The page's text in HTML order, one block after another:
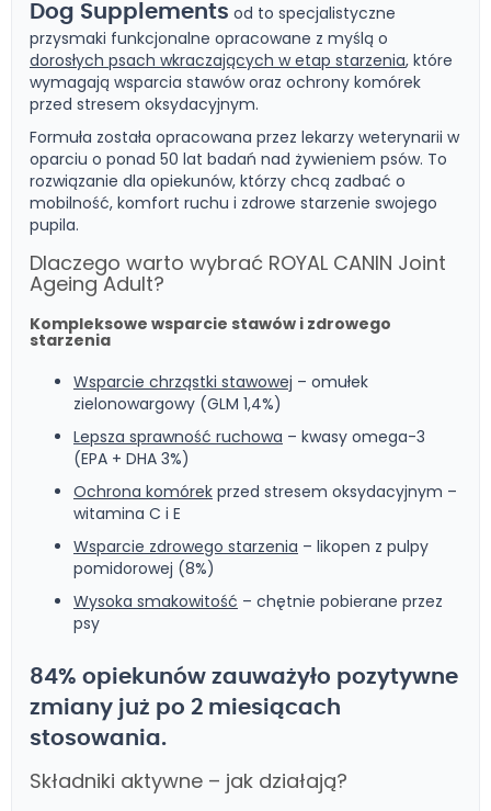
Dog Supplements od to specjalistyczne
przysmaki funkcjonalne opracowane z myślą o
dorosłych psach wkraczających w etap starzenia, które
wymagają wsparcia stawów oraz ochrony komórek
przed stresem oksydacyjnym.
Formuła została opracowana przez lekarzy weterynarii w
oparciu o ponad 50 lat badań nad żywieniem psów. To
rozwiązanie dla opiekunów, którzy chcą zadbać o
mobilność, komfort ruchu i zdrowe starzenie swojego
pupila.
Dlaczego warto wybrać ROYAL CANIN Joint
Ageing Adult?
Kompleksowe wsparcie stawów i zdrowego
starzenia
Wsparcie chrząstki stawowej – omułek
zielonowargowy (GLM 1,4%)
Lepsza sprawność ruchowa – kwasy omega-3
(EPA + DHA 3%)
Ochrona komórek przed stresem oksydacyjnym –
witamina C i E
Wsparcie zdrowego starzenia – likopen z pulpy
pomidorowej (8%)
Wysoka smakowitość – chętnie pobierane przez
psy
84% opiekunów zauważyło pozytywne
zmiany już po 2 miesiącach
stosowania.
Składniki aktywne – jak działają?